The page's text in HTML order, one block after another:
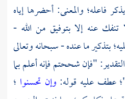
فاعله؛ والمعنى: أحضرها إياه
تنفك عنه إلا بتوفيق من الله -
بتذكير ما عنده - سبحانه وتعالى
"فإن شححتم فإنه أعلم بما
عطف عليه قوله: وإن تحسنوا ؛